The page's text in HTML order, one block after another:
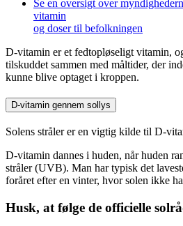
Se en oversigt over
vitamin
og doser til befolkningen
D-vitamin er et fedtopløseligt vitamin,
tilskuddet sammen med måltider, der
kunne blive optaget i kroppen.
D-vitamin gennem sollys
Solens stråler er en vigtig kilde til D-
D-vitamin dannes i huden, når huden
stråler (UVB). Man har typisk det
foråret efter en vinter, hvor solen ikke
Husk, at følge de officielle